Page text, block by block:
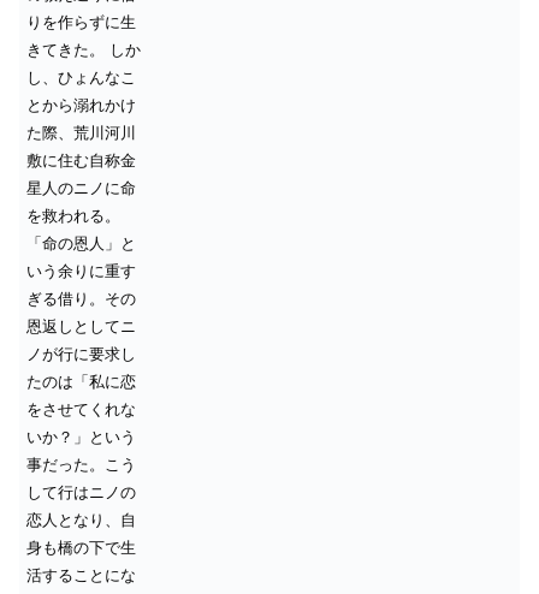
りを作らずに生
きてきた。
しか
し、ひょんなこ
とから溺れかけ
た際、荒川河川
敷に住む自称金
星人のニノに命
を救われる。
「命の恩人」と
いう余りに重す
ぎる借り。その
恩返しとしてニ
ノが行に要求し
たのは「私に恋
をさせてくれな
いか？」という
事だった。こう
して行はニノの
恋人となり、自
身も橋の下で生
活することにな